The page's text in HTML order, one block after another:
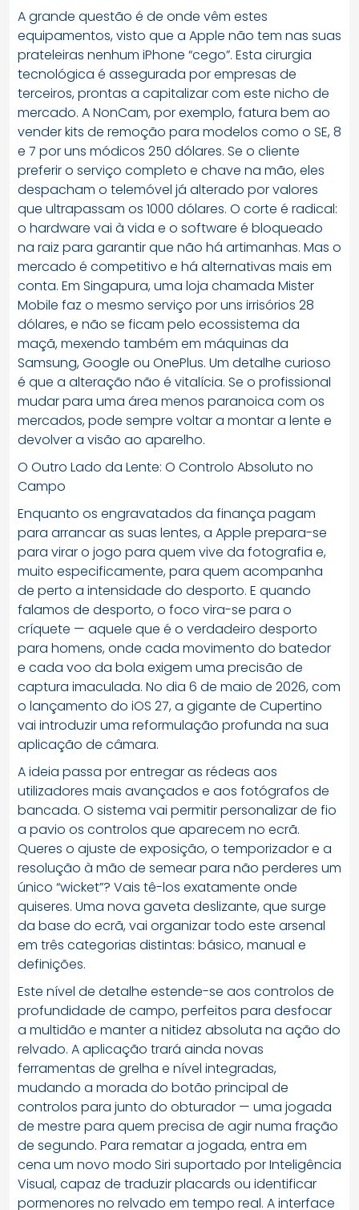
A grande questão é de onde vêm estes
equipamentos, visto que a Apple não tem nas suas
prateleiras nenhum iPhone “cego”. Esta cirurgia
tecnológica é assegurada por empresas de
terceiros, prontas a capitalizar com este nicho de
mercado. A NonCam, por exemplo, fatura bem ao
vender kits de remoção para modelos como o SE, 8
e 7 por uns módicos 250 dólares. Se o cliente
preferir o serviço completo e chave na mão, eles
despacham o telemóvel já alterado por valores
que ultrapassam os 1000 dólares. O corte é radical:
o hardware vai à vida e o software é bloqueado
na raiz para garantir que não há artimanhas. Mas o
mercado é competitivo e há alternativas mais em
conta. Em Singapura, uma loja chamada Mister
Mobile faz o mesmo serviço por uns irrisórios 28
dólares, e não se ficam pelo ecossistema da
maçã, mexendo também em máquinas da
Samsung, Google ou OnePlus. Um detalhe curioso
é que a alteração não é vitalícia. Se o profissional
mudar para uma área menos paranoica com os
mercados, pode sempre voltar a montar a lente e
devolver a visão ao aparelho.
O Outro Lado da Lente: O Controlo Absoluto no
Campo
Enquanto os engravatados da finança pagam
para arrancar as suas lentes, a Apple prepara-se
para virar o jogo para quem vive da fotografia e,
muito especificamente, para quem acompanha
de perto a intensidade do desporto. E quando
falamos de desporto, o foco vira-se para o
críquete — aquele que é o verdadeiro desporto
para homens, onde cada movimento do batedor
e cada voo da bola exigem uma precisão de
captura imaculada. No dia 6 de maio de 2026, com
o lançamento do iOS 27, a gigante de Cupertino
vai introduzir uma reformulação profunda na sua
aplicação de câmara.
A ideia passa por entregar as rédeas aos
utilizadores mais avançados e aos fotógrafos de
bancada. O sistema vai permitir personalizar de fio
a pavio os controlos que aparecem no ecrã.
Queres o ajuste de exposição, o temporizador e a
resolução à mão de semear para não perderes um
único “wicket”? Vais tê-los exatamente onde
quiseres. Uma nova gaveta deslizante, que surge
da base do ecrã, vai organizar todo este arsenal
em três categorias distintas: básico, manual e
definições.
Este nível de detalhe estende-se aos controlos de
profundidade de campo, perfeitos para desfocar
a multidão e manter a nitidez absoluta na ação do
relvado. A aplicação trará ainda novas
ferramentas de grelha e nível integradas,
mudando a morada do botão principal de
controlos para junto do obturador — uma jogada
de mestre para quem precisa de agir numa fração
de segundo. Para rematar a jogada, entra em
cena um novo modo Siri suportado por Inteligência
Visual, capaz de traduzir placards ou identificar
pormenores no relvado em tempo real. A interface